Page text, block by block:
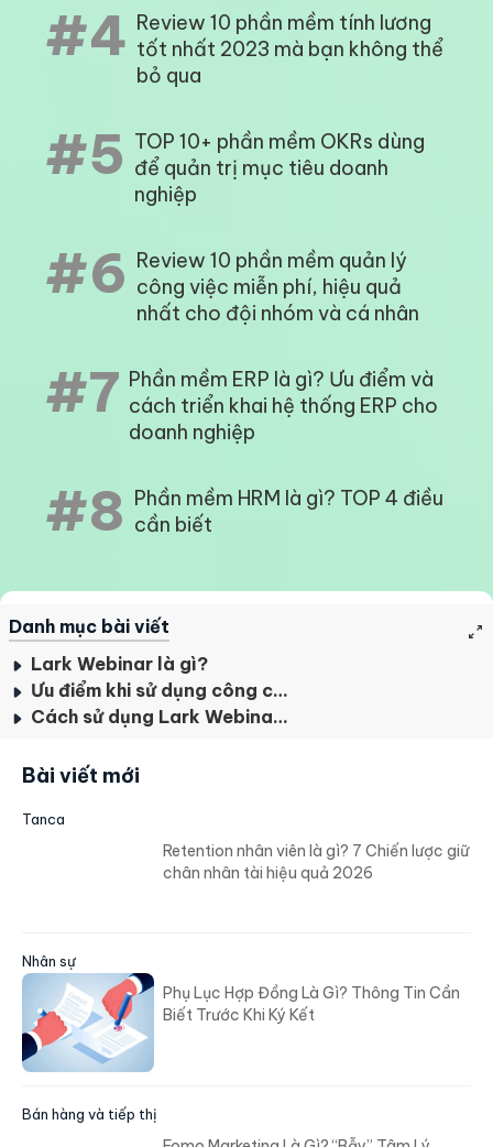
#4 Review 10 phần mềm tính lương
tốt nhất 2023 mà bạn không thể
bỏ qua
#5 TOP 10+ phần mềm OKRs dùng
để quản trị mục tiêu doanh
nghiệp
#6 Review 10 phần mềm quản lý
công việc miễn phí, hiệu quả
nhất cho đội nhóm và cá nhân
#7 Phần mềm ERP là gì? Ưu điểm và
cách triển khai hệ thống ERP cho
doanh nghiệp
#8 Phần mềm HRM là gì? TOP 4 điều
cần biết
Danh mục bài viết
Lark Webinar là gì?
Ưu điểm khi sử dụng công cụ Lark Webinar
Cách sử dụng Lark Webinar đơn giản
Bài viết mới
Tanca
Retention nhân viên là gì? 7 Chiến lược giữ
chân nhân tài hiệu quả 2026
Nhân sự
Phụ Lục Hợp Đồng Là Gì? Thông Tin Cần
Biết Trước Khi Ký Kết
Bán hàng và tiếp thị